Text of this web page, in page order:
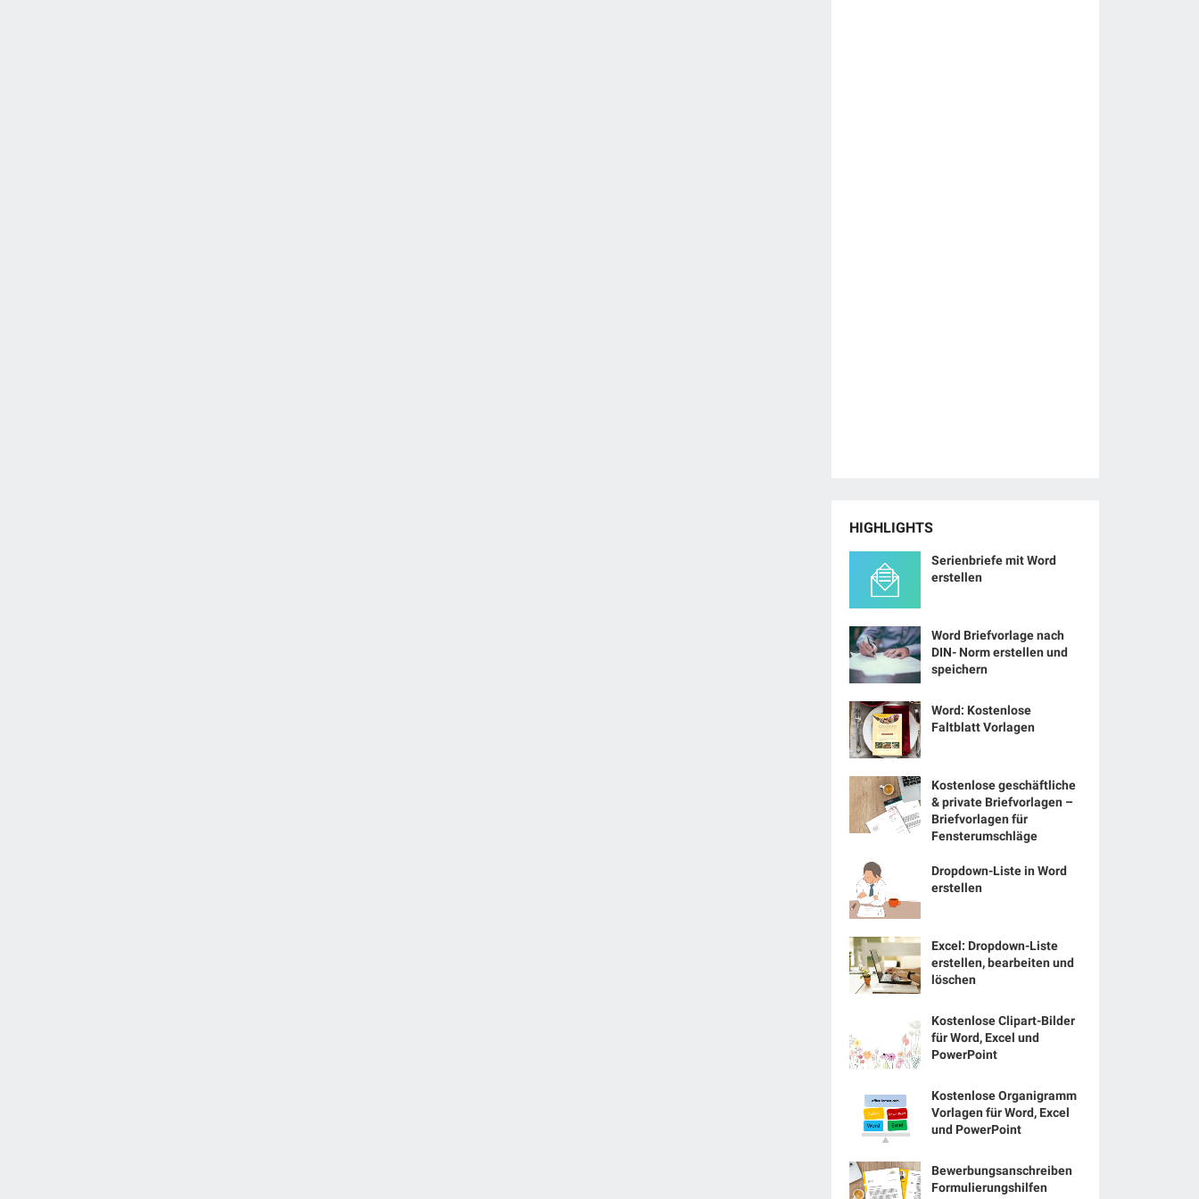
HIGHLIGHTS
Serienbriefe mit Word
erstellen
Word Briefvorlage nach
DIN- Norm erstellen und
speichern
Word: Kostenlose
Faltblatt Vorlagen
Kostenlose geschäftliche
& private Briefvorlagen –
Briefvorlagen für
Fensterumschläge
Dropdown-Liste in Word
erstellen
Excel: Dropdown-Liste
erstellen, bearbeiten und
löschen
Kostenlose Clipart-Bilder
für Word, Excel und
PowerPoint
Kostenlose Organigramm
Vorlagen für Word, Excel
und PowerPoint
Bewerbungsanschreiben
Formulierungshilfen